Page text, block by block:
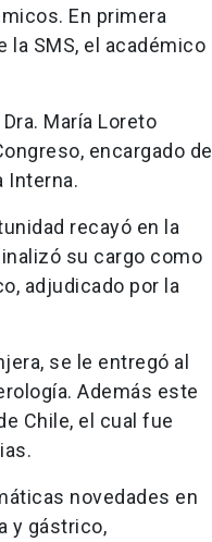
En primera
la SMS, el académico
María Loreto
encargado de
Interna.
recayó en la
su cargo como
adjudicado por la
se le entregó al
Además este
Chile, el cual fue
novedades en
y gástrico,